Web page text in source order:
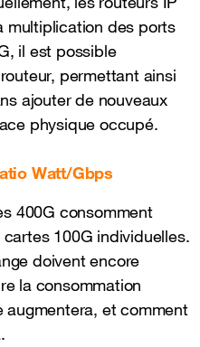
multiplication des ports
il est possible
permettant ainsi
ajouter de nouveaux
physique occupé.
Watt/Gbps
400G consomment
100G individuelles.
doivent encore
la consommation
et comment